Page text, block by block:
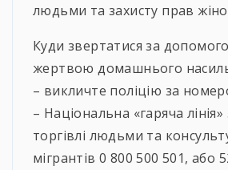
людьми та захисту прав
Куди звертатися за
жертвою домашнього
– викличте поліцію за
– Національна «гаряча лінія»
торгівлі людьми та
мігрантів 0 800 500 501, або